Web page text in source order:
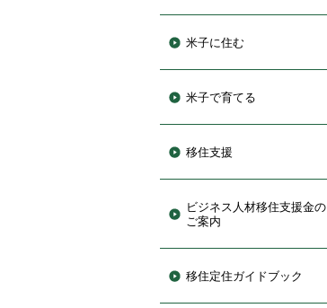
米子に住む
米子で育てる
移住支援
ビジネス人材移住支援金の
ご案内
移住定住ガイドブック